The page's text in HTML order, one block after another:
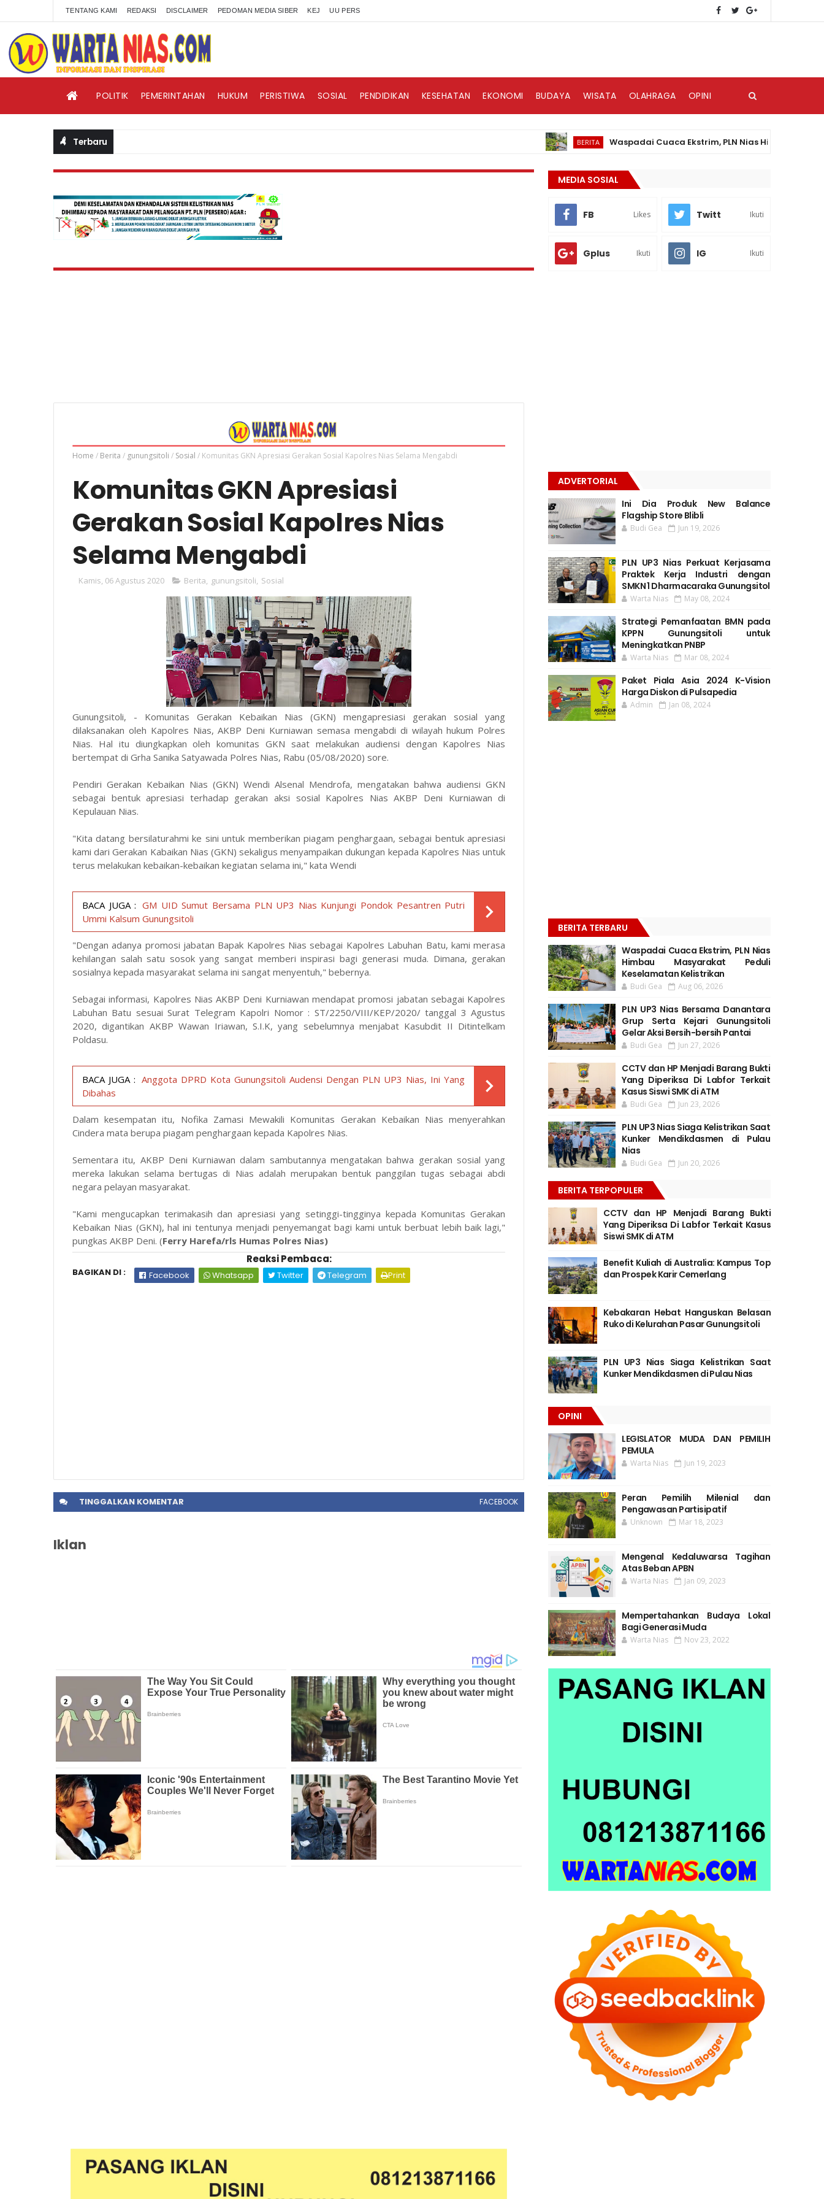
TENTANG KAMI REDAKSI DISCLAIMER PEDOMAN MEDIA SIBER KEJ UU PERS
POLITIK PEMERINTAHAN HUKUM PERISTIWA SOSIAL PENDIDIKAN KESEHATAN EKONOMI BUDAYA WISATA OLAHRAGA OPINI
Terbaru BERITA Waspadai Cuaca Ekstrim, PLN Nias Himbau
Home / Berita / gunungsitoli / Sosial / Komunitas GKN Apresiasi Gerakan Sosial Kapolres Nias Selama Mengabdi
Komunitas GKN Apresiasi
Gerakan Sosial Kapolres Nias
Selama Mengabdi
Kamis, 06 Agustus 2020 Berita gunungsitoli Sosial
Gunungsitoli, - Komunitas Gerakan Kebaikan Nias (GKN) mengapresiasi gerakan sosial yang
dilaksanakan oleh Kapolres Nias, AKBP Deni Kurniawan semasa mengabdi di wilayah hukum Polres
Nias. Hal itu diungkapkan oleh komunitas GKN saat melakukan audiensi dengan Kapolres Nias
bertempat di Grha Sanika Satyawada Polres Nias, Rabu (05/08/2020) sore.
Pendiri Gerakan Kebaikan Nias (GKN) Wendi Alsenal Mendrofa, mengatakan bahwa audiensi GKN
sebagai bentuk apresiasi terhadap gerakan aksi sosial Kapolres Nias AKBP Deni Kurniawan di
Kepulauan Nias.
"Kita datang bersilaturahmi ke sini untuk memberikan piagam penghargaan, sebagai bentuk apresiasi
kami dari Gerakan Kabaikan Nias (GKN) sekaligus menyampaikan dukungan kepada Kapolres Nias untuk
terus melakukan kebaikan-kebaikan kegiatan selama ini," kata Wendi
BACA JUGA : GM UID Sumut Bersama PLN UP3 Nias Kunjungi Pondok Pesantren Putri
Ummi Kalsum Gunungsitoli
"Dengan adanya promosi jabatan Bapak Kapolres Nias sebagai Kapolres Labuhan Batu, kami merasa
kehilangan salah satu sosok yang sangat memberi inspirasi bagi generasi muda. Dimana, gerakan
sosialnya kepada masyarakat selama ini sangat menyentuh," bebernya.
Sebagai informasi, Kapolres Nias AKBP Deni Kurniawan mendapat promosi jabatan sebagai Kapolres
Labuhan Batu sesuai Surat Telegram Kapolri Nomor : ST/2250/VIII/KEP/2020/ tanggal 3 Agustus
2020, digantikan AKBP Wawan Iriawan, S.I.K, yang sebelumnya menjabat Kasubdit II Ditintelkam
Poldasu.
BACA JUGA : Anggota DPRD Kota Gunungsitoli Audensi Dengan PLN UP3 Nias, Ini Yang
Dibahas
Dalam kesempatan itu, Nofika Zamasi Mewakili Komunitas Gerakan Kebaikan Nias menyerahkan
Cindera mata berupa piagam penghargaan kepada Kapolres Nias.
Sementara itu, AKBP Deni Kurniawan dalam sambutannya mengatakan bahwa gerakan sosial yang
mereka lakukan selama bertugas di Nias adalah merupakan bentuk panggilan tugas sebagai abdi
negara pelayan masyarakat.
"Kami mengucapkan terimakasih dan apresiasi yang setinggi-tingginya kepada Komunitas Gerakan
Kebaikan Nias (GKN), hal ini tentunya menjadi penyemangat bagi kami untuk berbuat lebih baik lagi,"
pungkas AKBP Deni. (Ferry Harefa/rls Humas Polres Nias)
Reaksi Pembaca:
BAGIKAN DI : Facebook Whatsapp Twitter Telegram Print
TINGGALKAN KOMENTAR FACEBOOK
Iklan
MEDIA SOSIAL
FB Likes Twitt Ikuti
Gplus Ikuti IG Ikuti
ADVERTORIAL
Ini Dia Produk New Balance
Flagship Store Blibli
Budi Gea Jun 19, 2026
PLN UP3 Nias Perkuat Kerjasama
Praktek Kerja Industri dengan
SMKN 1 Dharmacaraka Gunungsitol
Warta Nias May 08, 2024
Strategi Pemanfaatan BMN pada
KPPN Gunungsitoli untuk
Meningkatkan PNBP
Warta Nias Mar 08, 2024
Paket Piala Asia 2024 K-Vision
Harga Diskon di Pulsapedia
Admin Jan 08, 2024
BERITA TERBARU
Waspadai Cuaca Ekstrim, PLN Nias
Himbau Masyarakat Peduli
Keselamatan Kelistrikan
Budi Gea Aug 06, 2026
PLN UP3 Nias Bersama Danantara
Grup Serta Kejari Gunungsitoli
Gelar Aksi Bersih-bersih Pantai
Budi Gea Jun 27, 2026
CCTV dan HP Menjadi Barang Bukti
Yang Diperiksa Di Labfor Terkait
Kasus Siswi SMK di ATM
Budi Gea Jun 23, 2026
PLN UP3 Nias Siaga Kelistrikan Saat
Kunker Mendikdasmen di Pulau
Nias
Budi Gea Jun 20, 2026
BERITA TERPOPULER
CCTV dan HP Menjadi Barang Bukti
Yang Diperiksa Di Labfor Terkait Kasus
Siswi SMK di ATM
Benefit Kuliah di Australia: Kampus Top
dan Prospek Karir Cemerlang
Kebakaran Hebat Hanguskan Belasan
Ruko di Kelurahan Pasar Gunungsitoli
PLN UP3 Nias Siaga Kelistrikan Saat
Kunker Mendikdasmen di Pulau Nias
OPINI
LEGISLATOR MUDA DAN PEMILIH
PEMULA
Warta Nias Jun 19, 2023
Peran Pemilih Milenial dan
Pengawasan Partisipatif
Unknown Mar 18, 2023
Mengenal Kedaluwarsa Tagihan
Atas Beban APBN
Warta Nias Jan 09, 2023
Mempertahankan Budaya Lokal
Bagi Generasi Muda
Warta Nias Nov 23, 2022